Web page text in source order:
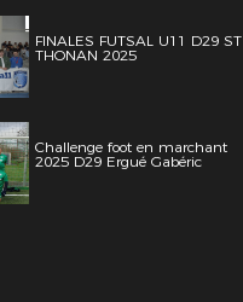
FINALES FUTSAL U11 D29 ST
THONAN 2025
Challenge foot en marchant
2025 D29 Ergué Gabéric